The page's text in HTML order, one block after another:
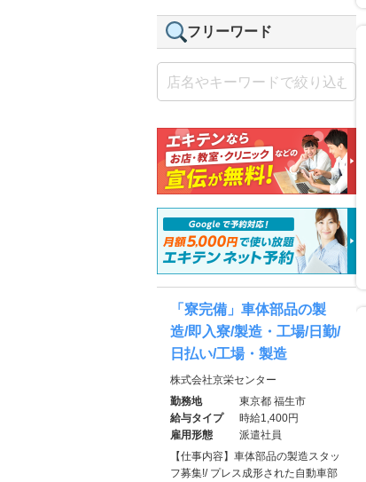
フリーワード
「寮完備」車体部品の製
造/即入寮/製造・工場/日勤/
日払い/工場・製造
株式会社京栄センター
勤務地
東京都 福生市
給与タイプ
時給1,400円
雇用形態
派遣社員
【仕事内容】車体部品の製造スタッ
フ募集!/ プレス成形された自動車部